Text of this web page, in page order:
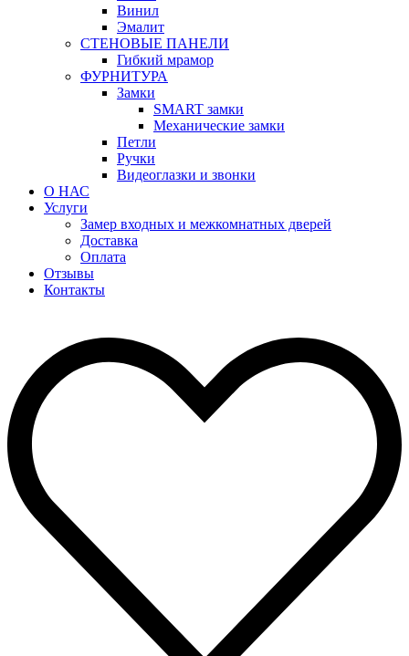
Винил
Эмалит
СТЕНОВЫЕ ПАНЕЛИ
Гибкий мрамор
ФУРНИТУРА
Замки
SMART замки
Механические замки
Петли
Ручки
Видеоглазки и звонки
О НАС
Услуги
Замер входных и межкомнатных дверей
Доставка
Оплата
Отзывы
Контакты